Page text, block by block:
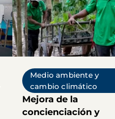
Medio ambiente y
cambio climático
Mejora de la
concienciación y